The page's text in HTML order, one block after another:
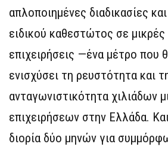
απλοποιημένες διαδικασίες
ειδικού καθεστώτος σε μικρές
επιχειρήσεις —ένα μέτρο που
ενισχύσει τη ρευστότητα και
ανταγωνιστικότητα χιλιάδων
επιχειρήσεων στην Ελλάδα.
διορία δύο μηνών για